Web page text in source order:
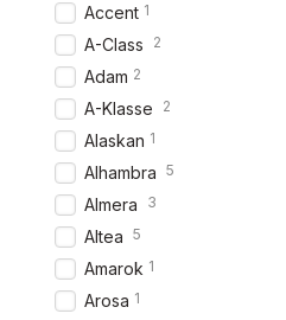
Accent 1
A-Class 2
Adam 2
A-Klasse 2
Alaskan 1
Alhambra 5
Almera 3
Altea 5
Amarok 1
Arosa 1